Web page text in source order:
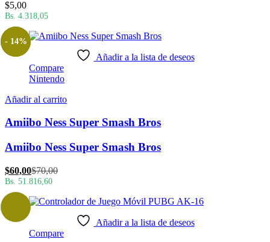
$5,00
Bs. 4.318,05
Añadir a la lista de deseos
Compare
Nintendo
Añadir al carrito
Amiibo Ness Super Smash Bros
Amiibo Ness Super Smash Bros
$60,00El
precio
es:
$70,00El
era:
$70,00.
Bs. 51.816,60
- 14%
Añadir a la lista de deseos
Compare